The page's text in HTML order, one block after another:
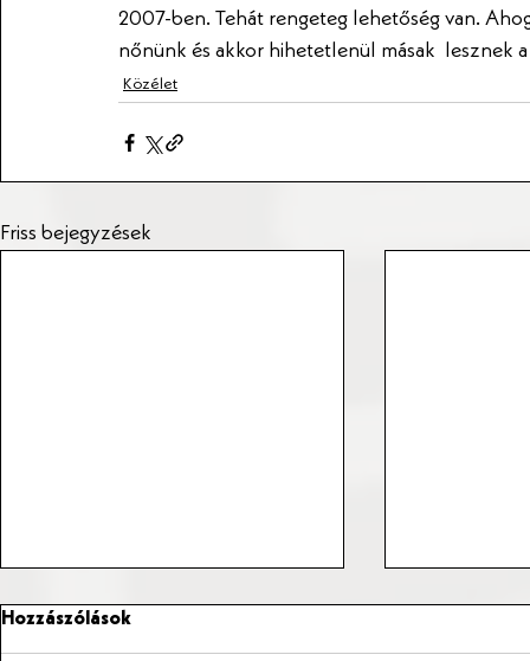
2007-ben. Tehát rengeteg lehetőség van.
nőnünk és akkor hihetetlenül másak  lesznek
Közélet
Friss bejegyzések
Hozzászólások